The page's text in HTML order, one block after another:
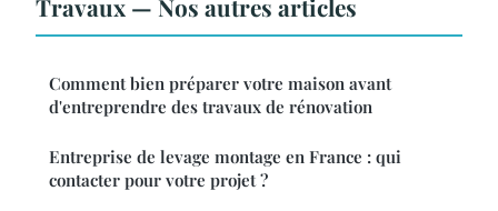
Comment bien préparer votre maison avant
d'entreprendre des travaux de rénovation
Entreprise de levage montage en France : qui
contacter pour votre projet ?